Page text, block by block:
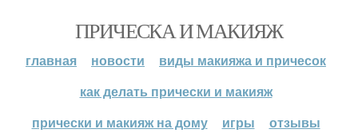
ПРИЧЕСКА И МАКИЯЖ
главная новости
виды макияжа и причесок
как делать прически и макияж
прически и макияж на дому
игры отзывы